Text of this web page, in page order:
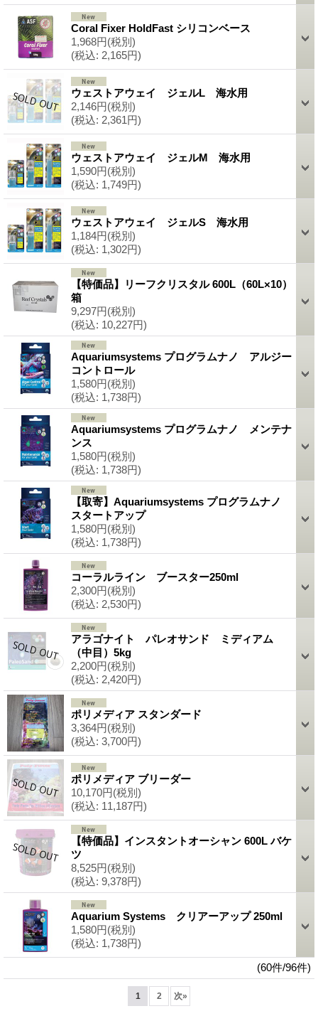
Coral Fixer HoldFast シリコンベース
1,968円(税別)
(税込: 2,165円)
ウェストアウェイ ジェルL 海水用
2,146円(税別)
(税込: 2,361円)
ウェストアウェイ ジェルM 海水用
1,590円(税別)
(税込: 1,749円)
ウェストアウェイ ジェルS 海水用
1,184円(税別)
(税込: 1,302円)
【特価品】リーフクリスタル 600L（60L×10）
箱
9,297円(税別)
(税込: 10,227円)
Aquariumsystems プログラムナノ アルジー
コントロール
1,580円(税別)
(税込: 1,738円)
Aquariumsystems プログラムナノ メンテナ
ンス
1,580円(税別)
(税込: 1,738円)
【取寄】Aquariumsystems プログラムナノ
スタートアップ
1,580円(税別)
(税込: 1,738円)
コーラルライン ブースター250ml
2,300円(税別)
(税込: 2,530円)
アラゴナイト パレオサンド ミディアム
（中目）5kg
2,200円(税別)
(税込: 2,420円)
ポリメディア スタンダード
3,364円(税別)
(税込: 3,700円)
ポリメディア ブリーダー
10,170円(税別)
(税込: 11,187円)
【特価品】インスタントオーシャン 600L バケ
ツ
8,525円(税別)
(税込: 9,378円)
Aquarium Systems クリアーアップ 250ml
1,580円(税別)
(税込: 1,738円)
(60件/96件)
1 2 次»